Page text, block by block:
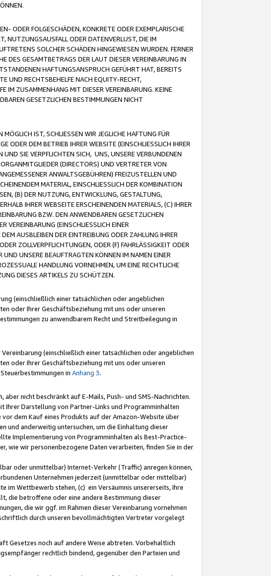
ODER FOLGESCHÄDEN, KONKRETE ODER EXEMPLARISCHE
NUTZUNGSAUSFALL ODER DATENVERLUST, DIE IM
SOLCHER SCHÄDEN HINGEWIESEN WURDEN. FERNER
DES GESAMTBETRAGS DER LAUT DIESER VEREINBARUNG IN
HAFTUNGSANSPRUCH GEFÜHRT HAT, BEREITS
UND RECHTSBEHELFE NACH EQUITY-RECHT,
IM ZUSAMMENHANG MIT DIESER VEREINBARUNG. KEINE
GESETZLICHEN BESTIMMUNGEN NICHT
IST, SCHLIESSEN WIR JEGLICHE HAFTUNG FÜR
ODER DEM BETRIEB IHRER WEBSITE (EINSCHLIESSLICH IHRER
SIE VERPFLICHTEN SICH, UNS, UNSERE VERBUNDENEN
(DIRECTORS) UND VERTRETER VON
ANWALTSGEBÜHREN) FREIZUSTELLEN UND
MATERIAL, EINSCHLIESSLICH DER KOMBINATION
(B) DER NUTZUNG, ENTWICKLUNG, GESTALTUNG,
IHRER WEBSEITE ERSCHEINENDEN MATERIALS, (C) IHRER
BZW. DEN ANWENDBAREN GESETZLICHEN
VEREINBARUNG (EINSCHLIESSLICH EINER
AUSBLEIBEN DER EINTREIBUNG ODER ZAHLUNG IHRER
ZOLLVERPFLICHTUNGEN, ODER (F) FAHRLÄSSIGKEIT ODER
UNSERE BEAUFTRAGTEN KÖNNEN IM NAMEN EINER
HANDLUNG VORNEHMEN, UM EINE RECHTLICHE
DIESES ARTIKELS ZU SCHÜTZEN.
(einschließlich einer tatsächlichen oder angeblichen
oder Ihrer Geschäftsbeziehung mit uns oder unseren
zu anwendbarem Recht und Streitbeilegung in
(einschließlich einer tatsächlichen oder angeblichen
oder Ihrer Geschäftsbeziehung mit uns oder unseren
in Anhang 3.
nicht beschränkt auf E-Mails, Push- und SMS-Nachrichten.
Ihrer Darstellung von Partner-Links und Programminhalten
dem Kauf eines Produkts auf der Amazon-Website über
und anderweitig untersuchen, um die Einhaltung dieser
Implementierung von Programminhalten als Best-Practice-
wie wir personenbezogene Daten verarbeiten, finden Sie in der
oder unmittelbar) Internet-Verkehr (Traffic) anregen können,
Unternehmen jederzeit (unmittelbar oder mittelbar)
im Wettbewerb stehen, (c) ein Versäumnis unsererseits, Ihre
die betroffene oder eine andere Bestimmung dieser
die wir ggf. im Rahmen dieser Vereinbarung vornehmen
durch unseren bevollmächtigten Vertreter vorgelegt
Gesetzes noch auf andere Weise abtreten. Vorbehaltlich
rechtlich bindend, gegenüber den Parteien und